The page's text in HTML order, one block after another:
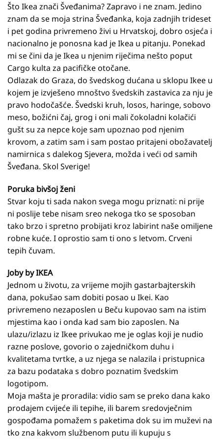
Što Ikea znači Šveđanima? Zapravo i ne znam. Jedino
znam da se moja strina Šveđanka, koja zadnjih trideset
i pet godina privremeno živi u Hrvatskoj, dobro osjeća i
nacionalno je ponosna kad je Ikea u pitanju. Ponekad
mi se čini da je Ikea u njenim riječima nešto poput
Cargo kulta za pacifičke otočane.
Odlazak do Graza, do švedskog dućana u sklopu Ikee u
kojem je izvješeno mnoštvo švedskih zastavica za nju je
pravo hodočašće. Švedski kruh, losos, haringe, sobovo
meso, božićni čaj, grog i oni mali čokoladni kolačići
gušt su za nepce koje sam upoznao pod njenim
krovom, a zatim sam i sam postao pritajeni obožavatelj
namirnica s dalekog Sjevera, možda i veći od samih
Šveđana. Skol Sverige!
Poruka bivšoj ženi
Stvar koju ti sada nakon svega mogu priznati: ni prije
ni poslije tebe nisam sreo nekoga tko se sposoban
tako brzo i spretno probijati kroz labirint naše omiljene
robne kuće. I oprostio sam ti ono s letvom. Crveni
tepih čuvam.
Joby by IKEA
Jednom u životu, za vrijeme mojih gastarbajterskih
dana, pokušao sam dobiti posao u Ikei. Kao
privremeno nezaposlen u Beču kupovao sam na istim
mjestima kao i onda kad sam bio zaposlen. Na
ulazu/izlazu iz Ikee privukao me je oglas koji je nudio
razne poslove, govorio o zajedničkom duhu i
kvalitetama tvrtke, a uz njega se nalazila i pristupnica
za bazu podataka s dobro poznatim švedskim
logotipom.
Moja mašta je proradila: vidio sam se preko dana kako
prodajem cvijeće ili tepihe, ili barem sredovječnim
gospođama pomažem s paketima dok su im muževi na
tko zna kakvom službenom putu ili kupuju s